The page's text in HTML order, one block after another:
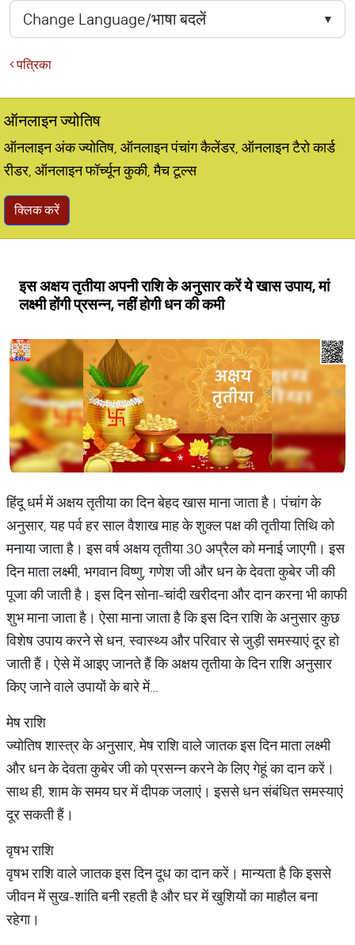
पत्रिका
ऑनलाइन ज्योतिष
ऑनलाइन अंक ज्योतिष, ऑनलाइन पंचांग कैलेंडर, ऑनलाइन टैरो कार्ड
रीडर, ऑनलाइन फॉर्च्यून कुकी, मैच टूल्स
क्लिक करें
इस अक्षय तृतीया अपनी राशि के अनुसार करें ये खास उपाय, मां
लक्ष्मी होंगी प्रसन्न, नहीं होगी धन की कमी
हिंदू धर्म में अक्षय तृतीया का दिन बेहद खास माना जाता है। पंचांग के
अनुसार, यह पर्व हर साल वैशाख माह के शुक्ल पक्ष की तृतीया तिथि को
मनाया जाता है। इस वर्ष अक्षय तृतीया 30 अप्रैल को मनाई जाएगी। इस
दिन माता लक्ष्मी, भगवान विष्णु, गणेश जी और धन के देवता कुबेर जी की
पूजा की जाती है। इस दिन सोना-चांदी खरीदना और दान करना भी काफी
शुभ माना जाता है। ऐसा माना जाता है कि इस दिन राशि के अनुसार कुछ
विशेष उपाय करने से धन, स्वास्थ्य और परिवार से जुड़ी समस्याएं दूर हो
जाती हैं। ऐसे में आइए जानते हैं कि अक्षय तृतीया के दिन राशि अनुसार
किए जाने वाले उपायों के बारे में…
मेष राशि
ज्योतिष शास्त्र के अनुसार, मेष राशि वाले जातक इस दिन माता लक्ष्मी
और धन के देवता कुबेर जी को प्रसन्न करने के लिए गेहूं का दान करें।
साथ ही, शाम के समय घर में दीपक जलाएं। इससे धन संबंधित समस्याएं
दूर सकती हैं।
वृषभ राशि
वृषभ राशि वाले जातक इस दिन दूध का दान करें। मान्यता है कि इससे
जीवन में सुख-शांति बनी रहती है और घर में खुशियों का माहौल बना
रहेगा।